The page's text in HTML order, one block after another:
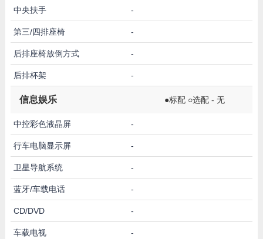
中央扶手 -
第三/四排座椅 -
后排座椅放倒方式 -
后排杯架 -
信息娱乐 ●标配 ○选配 - 无
中控彩色液晶屏 -
行车电脑显示屏 -
卫星导航系统 -
蓝牙/车载电话 -
CD/DVD -
车载电视 -